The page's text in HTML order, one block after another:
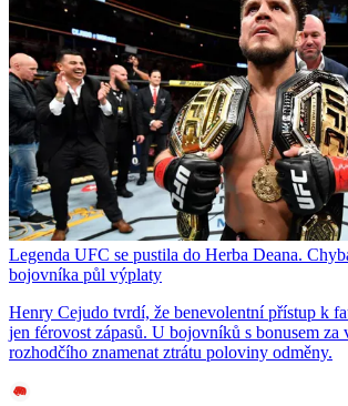
Legenda UFC se pustila do Herba Deana.
bojovníka půl výplaty
Henry Cejudo tvrdí, že benevolentní přístup k
jen férovost zápasů. U bojovníků s bonusem za
rozhodčího znamenat ztrátu poloviny odměny.